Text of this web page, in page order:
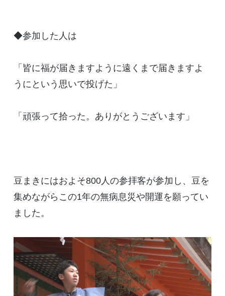
◆参加した人は
「皆に福が届きますように遠くまで届きますよ
うにという思いで投げた」
「頑張って拾った。ありがとうございます」
豆まきにはおよそ800人の参拝客が参加し、豆を
集めながらこの1年の無病息災や開運を願ってい
ました。